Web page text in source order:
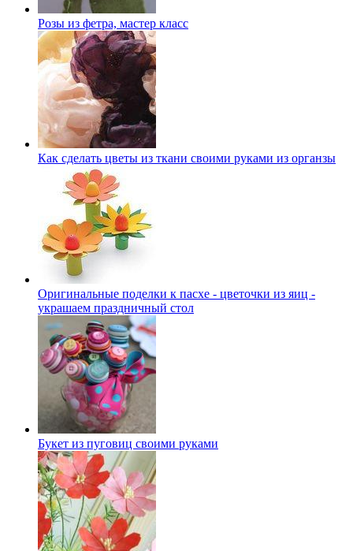
Розы из фетра, мастер класс
Как сделать цветы из ткани своими руками из органзы
Оригинальные поделки к пасхе - цветочки из яиц -
украшаем праздничный стол
Букет из пуговиц своими руками